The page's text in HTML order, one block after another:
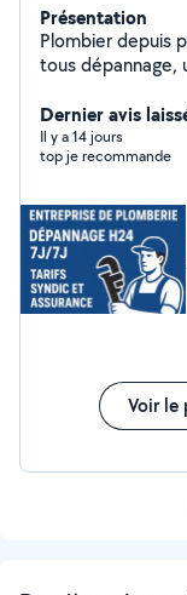
Présentation
Plombier depuis
tous dépannage,
absolue. Honnête et professionnel Mes tarifs sont
transparents et
irréprochable. Factures et garantie pour tous mes
Dernier avis
Il y a 14 jours
top je recommande
Voir le